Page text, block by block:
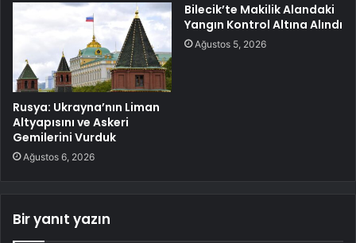
Rusya: Ukrayna’nın Liman
Altyapısını ve Askeri
Gemilerini Vurduk
Ağustos 6, 2026
Bilecik’te Makilik Alandaki
Yangın Kontrol Altına Alındı
Ağustos 5, 2026
Bir yanıt yazın